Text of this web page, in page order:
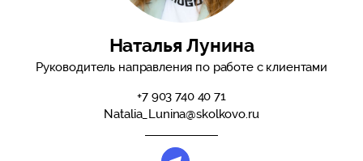
Наталья Лунина
Руководитель направления по работе с клиентами
+7 903 740 40 71
Natalia_Lunina@skolkovo.ru